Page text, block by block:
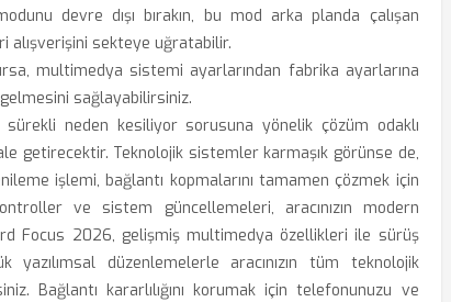
devre dışı bırakın, bu mod arka planda çalışan
alışverişini sekteye uğratabilir.
multimedya sistemi ayarlarından fabrika ayarlarına
sağlayabilirsiniz.
neden kesiliyor sorusuna yönelik çözüm odaklı
getirecektir. Teknolojik sistemler karmaşık görünse de,
işlemi, bağlantı kopmalarını tamamen çözmek için
ve sistem güncellemeleri, aracınızın modern
Focus 2026, gelişmiş multimedya özellikleri ile sürüş
düzenlemelerle aracınızın tüm teknolojik
Bağlantı kararlılığını korumak için telefonunuzu ve